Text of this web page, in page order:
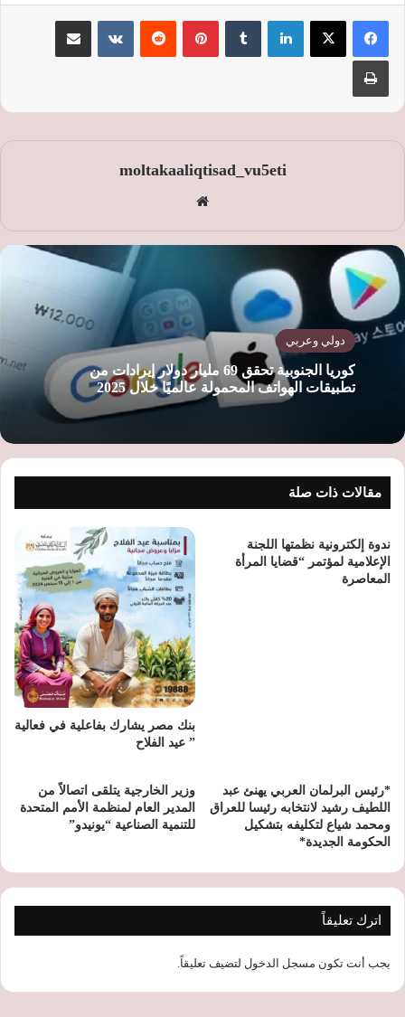
لينكدإن بينتيريست
moltakaaliqtisad_vu5eti
الوي
دولي وعربي
كوريا الجنوبية تحقق 69 مليار دولار إيرادات من
تطبيقات الهواتف المحمولة عالميًا خلال 2025
مقالات ذات صلة
ندوة إلكترونية نظمتها اللجنة
الإعلامية لمؤتمر “قضايا المرأة
المعاصرة
بنك مصر يشارك بفاعلية في فعالية
” عيد الفلاح
*رئيس البرلمان العربي يهنئ عبد
اللطيف رشيد لانتخابه رئيسا للعراق
ومحمد شياع لتكليفه بتشكيل
الحكومة الجديدة*
وزير الخارجية يتلقى اتصالاً من
المدير العام لمنظمة الأمم المتحدة
للتنمية الصناعية “يونيدو”
اترك تعليقاً
يجب أنت تكون مسجل الدخول لتضيف تعليقاً.